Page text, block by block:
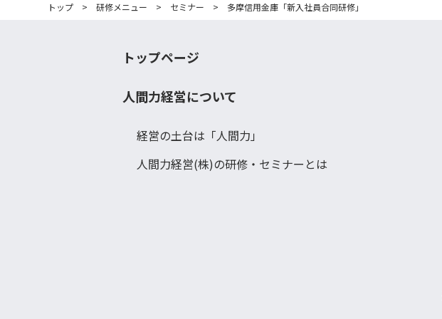
トップ >研修メニュー > セミナー >多摩信用金庫「新入社員合同研修」
トップページ
人間力経営について
経営の土台は「人間力」
人間力経営(株)の研修・セミナーとは